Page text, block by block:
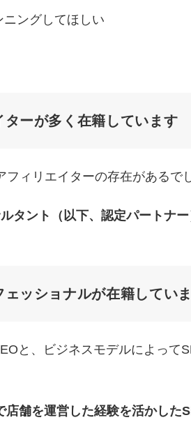
ングしてほしい
ーが多く在籍しています
ィリエイターの存在があるで
タント（以下、認定パートナ
ッショナルが在籍してい
と、ビジネスモデルによって
舗を運営した経験を活かした